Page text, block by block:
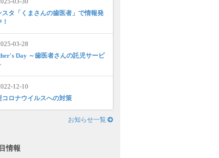
スタ「くまさんの歯医者」で情報発
03-28
Day ～歯医者さんの託児サービ
12-10
コロナウイルスへの対策
お知らせ一覧
情報